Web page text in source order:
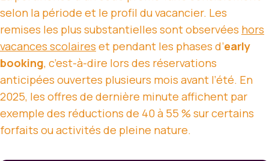
selon la période et le profil du vacancier. Les
remises les plus substantielles sont observées hors
vacances scolaires et pendant les phases d’early
booking, c’est-à-dire lors des réservations
anticipées ouvertes plusieurs mois avant l’été. En
2025, les offres de dernière minute affichent par
exemple des réductions de 40 à 55 % sur certains
forfaits ou activités de pleine nature.